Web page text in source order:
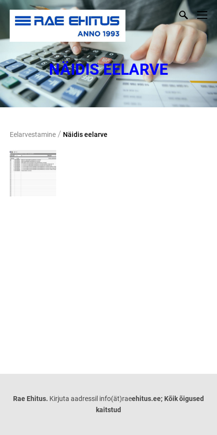
NÄIDIS EELARVE
Eelarvestamine / Näidis eelarve
Rae Ehitus. Kirjuta aadressil info(ät)raeehitus.ee; Kõik õigused
kaitstud